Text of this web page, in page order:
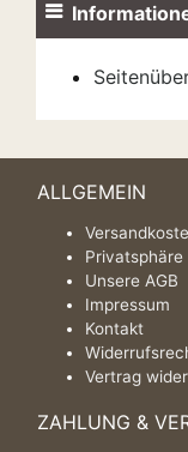
ALLGEMEIN
Unsere AGB
Impressum
Kontakt
Vertrag
ZAHLUNG &